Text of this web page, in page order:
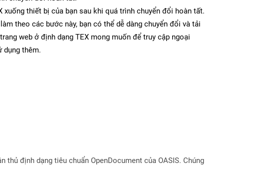
xuống thiết bị của bạn sau khi quá trình chuyển đổi hoàn tất.
theo các bước này, bạn có thể dễ dàng chuyển đổi và tải
web ở định dạng TEX mong muốn để truy cập ngoại
dụng thêm.
định dạng tiêu chuẩn OpenDocument của OASIS. Chúng